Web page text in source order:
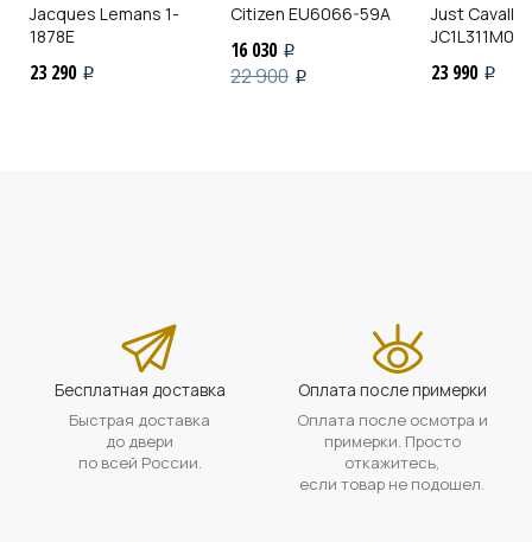
Jacques Lemans 1-
1878E
23 290 i
Citizen EU6066-59A
16 030 i
22 900 i
Just Cavalli
23 990 i
Бесплатная доставка
Быстрая доставка
до двери
по всей России.
Оплата после примерки
Оплата после осмотра и
примерки. Просто
откажитесь,
если товар не подошел.